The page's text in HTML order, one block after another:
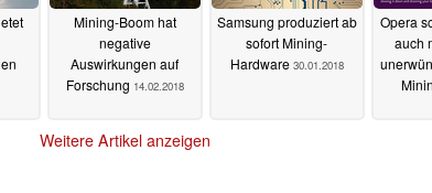
Mining-Boom hat
negative
Auswirkungen auf
Forschung 14.02.2018
Samsung produziert ab
sofort Mining-
Hardware 30.01.2018
Opera
auch
Weitere Artikel anzeigen